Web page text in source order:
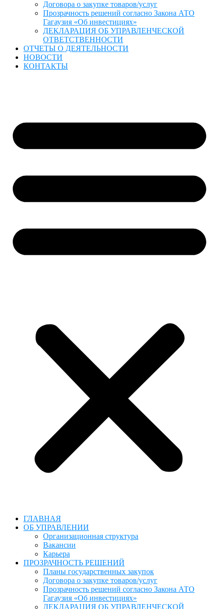
Договора о закупке товаров/услуг
Прозрачность решений согласно Закона АТО
Гагаузия «Об инвестициях»
ДЕКЛАРАЦИЯ ОБ УПРАВЛЕНЧЕСКОЙ
ОТВЕТСТВЕННОСТИ
ОТЧЕТЫ О ДЕЯТЕЛЬНОСТИ
НОВОСТИ
КОНТАКТЫ
ГЛАВНАЯ
ОБ УПРАВЛЕНИИ
Организационная структура
Вакансии
Карьера
ПРОЗРАЧНОСТЬ РЕШЕНИЙ
Планы государственных закупок
Договора о закупке товаров/услуг
Прозрачность решений согласно Закона АТО
Гагаузия «Об инвестициях»
ДЕКЛАРАЦИЯ ОБ УПРАВЛЕНЧЕСКОЙ